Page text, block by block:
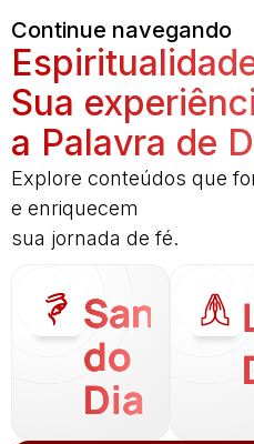
Continue navegando
Sua
a Palavra de
Explore conteúdos que
e enriquecem
sua jornada de fé.
Santo
do
Dia